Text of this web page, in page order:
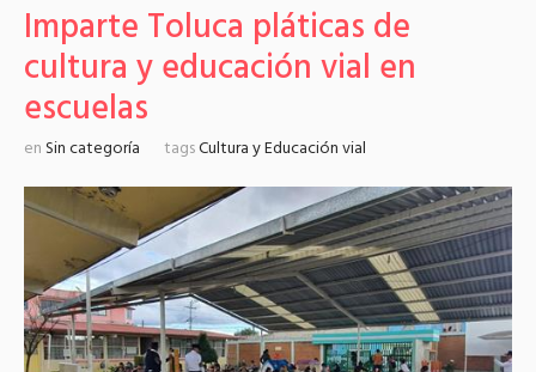
Imparte Toluca pláticas de
cultura y educación vial en
escuelas
en Sin categoría tagsCultura y Educación vial